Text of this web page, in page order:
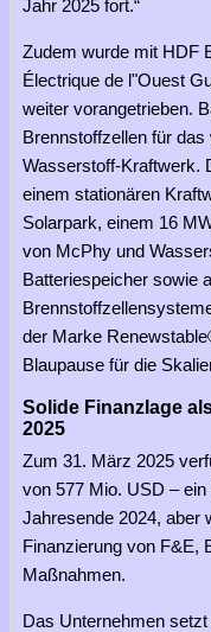
Jahr 2025 fort.“
Zudem wurde mit HDF
Électrique de l"Ouest
weiter vorangetrieben.
Brennstoffzellen für
Wasserstoff-Kraftwerk.
einem stationären
Solarpark, einem 16
von McPhy und
Batteriespeicher sowie
der Marke
Blaupause für die
Solide Finanzlage
2025
Zum 31. März 2025
von 577 Mio. USD –
Jahresende 2024, aber
Finanzierung von F&E,
Maßnahmen.
Das Unternehmen